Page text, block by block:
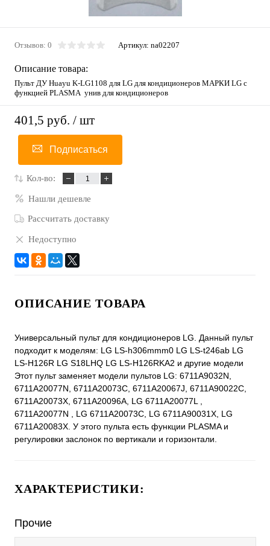
Отзывов: 0 Артикул: na02207
Описание товара:
Пульт ДУ Huayu K-LG1108 для LG для кондиционеров МАРКИ LG с
функцией PLASMA унив для кондиционеров
401,5 руб. / шт
Подписаться
Кол-во:
Нашли дешевле
Рассчитать доставку
Недоступно
ОПИСАНИЕ ТОВАРА
Универсальный пульт для кондиционеров LG. Данный пульт
подходит к моделям: LG LS-h306mmm0 LG LS-t246ab LG
LS-H126R LG S18LHQ LG LS-H126RKA2 и другие модели
Этот пульт заменяет модели пультов LG: 6711A9032N,
6711A20077N, 6711A20073C, 6711A20067J, 6711A90022C,
6711A20073X, 6711A20096A, LG 6711A20077L ,
6711A20077N , LG 6711A20073C, LG 6711A90031X, LG
6711A20083X. У этого пульта есть функции PLASMA и
регулировки заслонок по вертикали и горизонтали.
ХАРАКТЕРИСТИКИ:
Прочие